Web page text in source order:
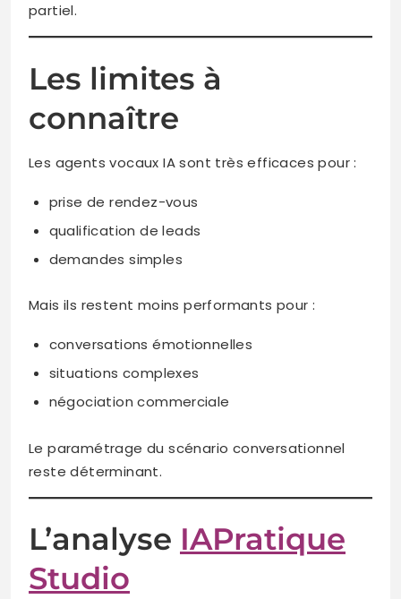
partiel.
Les limites à
connaître
Les agents vocaux IA sont très efficaces pour :
prise de rendez-vous
qualification de leads
demandes simples
Mais ils restent moins performants pour :
conversations émotionnelles
situations complexes
négociation commerciale
Le paramétrage du scénario conversationnel
reste déterminant.
L’analyse IAPratique
Studio